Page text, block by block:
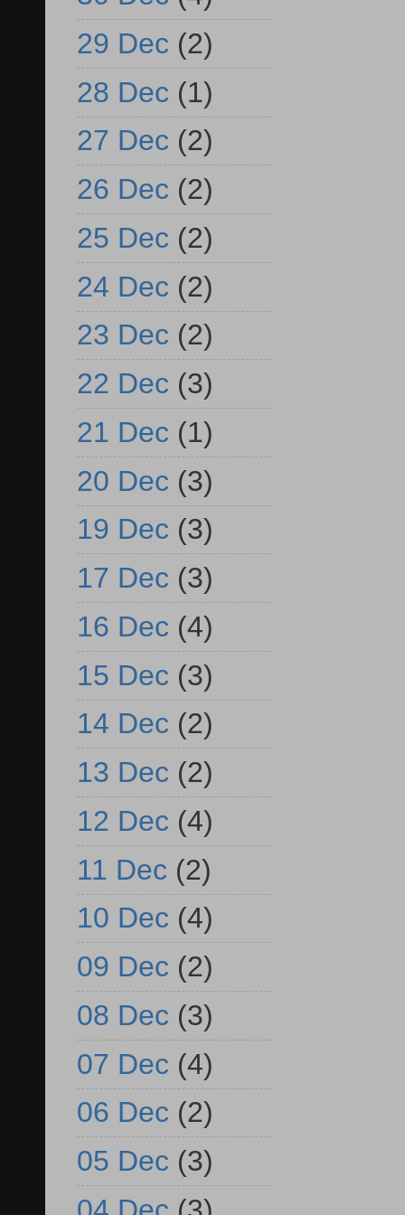
29 Dec (2)
28 Dec (1)
27 Dec (2)
26 Dec (2)
25 Dec (2)
24 Dec (2)
23 Dec (2)
22 Dec (3)
21 Dec (1)
20 Dec (3)
19 Dec (3)
17 Dec (3)
16 Dec (4)
15 Dec (3)
14 Dec (2)
13 Dec (2)
12 Dec (4)
11 Dec (2)
10 Dec (4)
09 Dec (2)
08 Dec (3)
07 Dec (4)
06 Dec (2)
05 Dec (3)